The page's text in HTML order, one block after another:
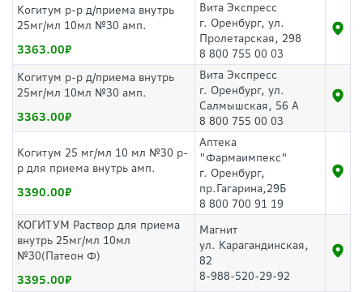
Когитум р-р д/приема внутрь
25мг/мл 10мл №30 амп.
3363.00
Вита Экспресс
г. Оренбург, ул.
Пролетарская, 298
8 800 755 00 03
Когитум р-р д/приема внутрь
25мг/мл 10мл №30 амп.
3363.00
Вита Экспресс
г. Оренбург, ул.
Салмышская, 56 А
8 800 755 00 03
Когитум 25 мг/мл 10 мл №30 р-
р для приема внутрь амп.
3390.00
Аптека
"Фармаимпекс"
г. Оренбург,
пр.Гагарина,29Б
8 800 700 91 19
КОГИТУМ Раствор для приема
внутрь 25мг/мл 10мл
№30(Патеон Ф)
3395.00
Магнит
ул. Карагандинская,
82
8-988-520-29-92